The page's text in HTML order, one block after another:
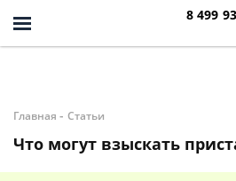
8 499
Главная - Статьи
Что могут взыскать